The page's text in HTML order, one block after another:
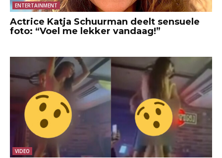
ENTERTAINMENT
Actrice Katja Schuurman deelt sensuele
foto: “Voel me lekker vandaag!”
VIDEO